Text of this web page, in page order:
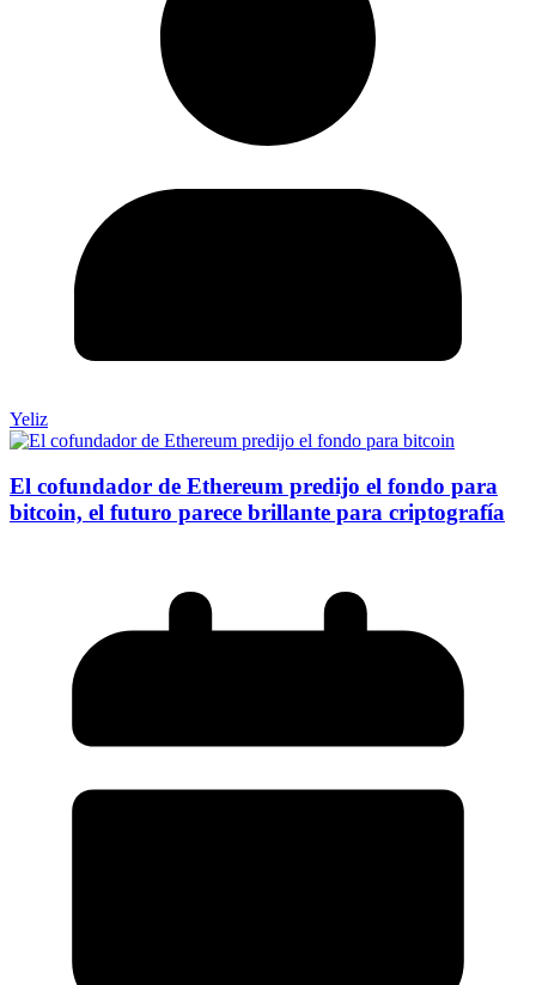
Yeliz
El cofundador de Ethereum predijo el fondo para
bitcoin, el futuro parece brillante para criptografía